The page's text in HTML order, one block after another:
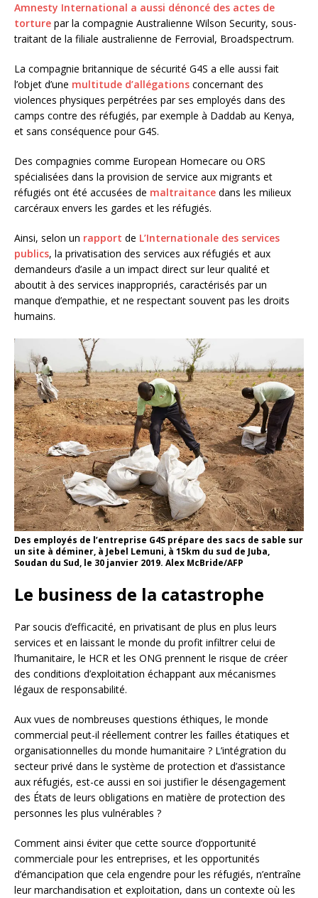
Amnesty International a aussi dénoncé des actes de
torture par la compagnie Australienne Wilson Security, sous-
traitant de la filiale australienne de Ferrovial, Broadspectrum.
La compagnie britannique de sécurité G4S a elle aussi fait
l’objet d’une multitude d’allégations concernant des
violences physiques perpétrées par ses employés dans des
camps contre des réfugiés, par exemple à Daddab au Kenya,
et sans conséquence pour G4S.
Des compagnies comme European Homecare ou ORS
spécialisées dans la provision de service aux migrants et
réfugiés ont été accusées de maltraitance dans les milieux
carcéraux envers les gardes et les réfugiés.
Ainsi, selon un rapport de L’Internationale des services
publics, la privatisation des services aux réfugiés et aux
demandeurs d’asile a un impact direct sur leur qualité et
aboutit à des services inappropriés, caractérisés par un
manque d’empathie, et ne respectant souvent pas les droits
humains.
Des employés de l’entreprise G4S prépare des sacs de sable sur
un site à déminer, à Jebel Lemuni, à 15km du sud de Juba,
Soudan du Sud, le 30 janvier 2019. Alex McBride/AFP
Le business de la catastrophe
Par soucis d’efficacité, en privatisant de plus en plus leurs
services et en laissant le monde du profit infiltrer celui de
l’humanitaire, le HCR et les ONG prennent le risque de créer
des conditions d’exploitation échappant aux mécanismes
légaux de responsabilité.
Aux vues de nombreuses questions éthiques, le monde
commercial peut-il réellement contrer les failles étatiques et
organisationnelles du monde humanitaire ? L’intégration du
secteur privé dans le système de protection et d’assistance
aux réfugiés, est-ce aussi en soi justifier le désengagement
des États de leurs obligations en matière de protection des
personnes les plus vulnérables ?
Comment ainsi éviter que cette source d’opportunité
commerciale pour les entreprises, et les opportunités
d’émancipation que cela engendre pour les réfugiés, n’entraîne
leur marchandisation et exploitation, dans un contexte où les